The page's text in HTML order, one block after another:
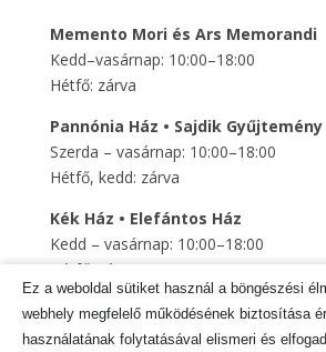
Memento Mori és Ars Memorandi
Kedd–vasárnap: 10:00–18:00
Hétfő: zárva
Pannónia Ház • Sajdik Gyűjtemény
Szerda – vasárnap: 10:00–18:00
Hétfő, kedd: zárva
Kék Ház • Elefántos Ház
Kedd – vasárnap: 10:00–18:00
Hétfő: zárva
Szent Mihály Altemplom
Kedd – vasárnap: 10:00–18:00
Ez a weboldal sütiket használ a böngészési
webhely megfelelő működésének biztosítása
használatának folytatásával elismeri és